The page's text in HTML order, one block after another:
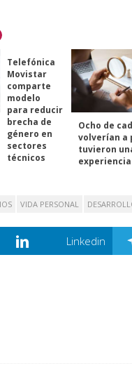
Telefónica
Movistar
comparte
modelo
para reducir
brecha de
género en
sectores
técnicos
Ocho de
volverían a
tuvieron
VIDA PERSONAL
Linkedin